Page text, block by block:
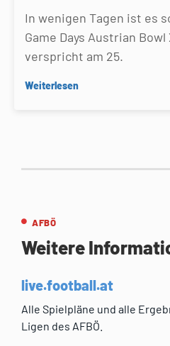
In wenigen Tagen ist es
Game Days Austrian
verspricht am 25.
Weiterlesen
AFBÖ
Weitere
live.football.at
Alle Spielpläne und alle
Ligen des AFBÖ.